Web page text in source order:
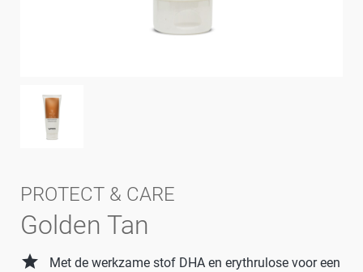
PROTECT & CARE
Golden Tan
grade
Met de werkzame stof DHA en erythrulose voor een